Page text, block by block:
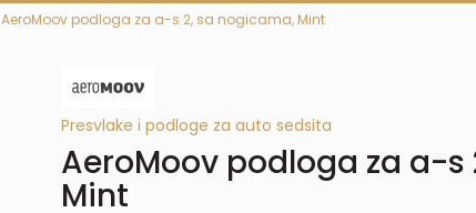
AeroMoov podloga za a-s 2, sa nogicama, Mint
Presvlake i podloge za auto sedsita
AeroMoov podloga za a-
Mint